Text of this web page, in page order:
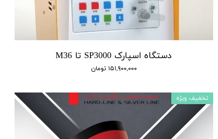
دستگاه اسپارک SP3000 تا M36
۱۵۱,۹۰۰,۰۰۰ تومان
تخفیف ویژه